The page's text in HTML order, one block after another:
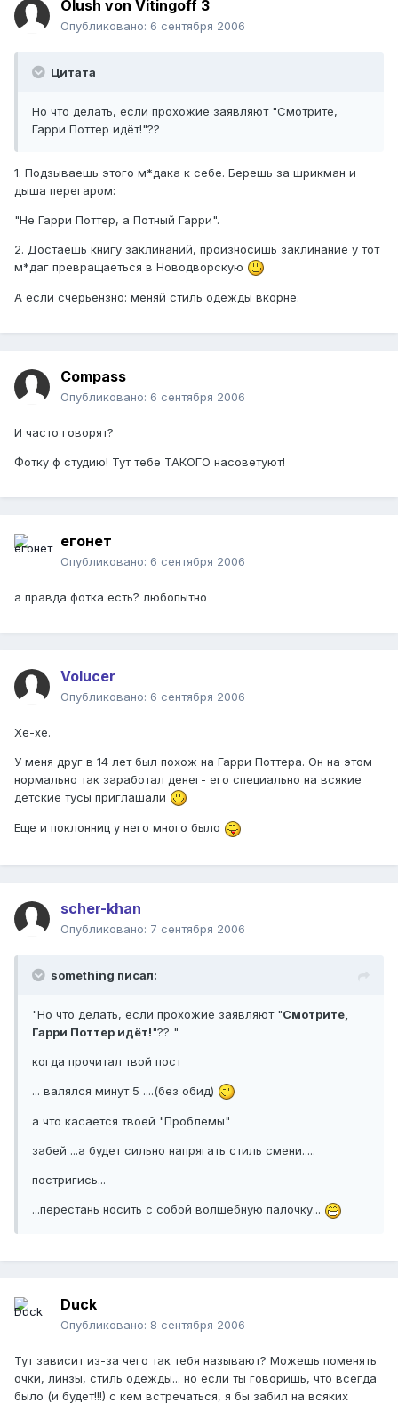
Olush von Vitingoff 3
Опубликовано: 6 сентября 2006
Цитата
Но что делать, если прохожие заявляют "Смотрите,
Гарри Поттер идёт!"??
1. Подзываешь этого м*дака к себе. Берешь за шрикман и
дыша перегаром:
"Не Гарри Поттер, а Потный Гарри".
2. Достаешь книгу заклинаний, произносишь заклинание у тот
м*даг превращаеться в Новодворскую
А если счерьензно: меняй стиль одежды вкорне.
Compass
Опубликовано: 6 сентября 2006
И часто говорят?
Фотку ф студию! Тут тебе ТАКОГО насоветуют!
егонет
Опубликовано: 6 сентября 2006
а правда фотка есть? любопытно
Volucer
Опубликовано: 6 сентября 2006
Хе-хе.
У меня друг в 14 лет был похож на Гарри Поттера. Он на этом
нормально так заработал денег- его специально на всякие
детские тусы приглашали
Еще и поклонниц у него много было
scher-khan
Опубликовано: 7 сентября 2006
something писал:
"Но что делать, если прохожие заявляют "Смотрите,
Гарри Поттер идёт!"?? "
когда прочитал твой пост
... валялся минут 5 ....(без обид)
а что касается твоей "Проблемы"
забей ...а будет сильно напрягать стиль смени.....
постригись...
...перестань носить с собой волшебную палочку...
Duck
Опубликовано: 8 сентября 2006
Тут зависит из-за чего так тебя называют? Можешь поменять
очки, линзы, стиль одежды... но если ты говоришь, что всегда
было (и будет!!!) с кем встречаться, я бы забил на всяких